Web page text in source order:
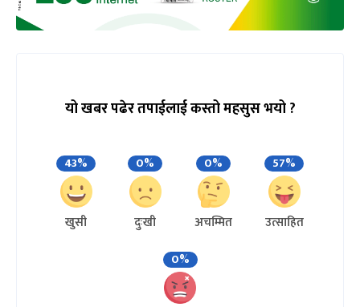
यो खबर पढेर तपाईलाई कस्तो महसुस भयो ?
43%
खुसी
0%
दुःखी
0%
अचम्मित
57%
उत्साहित
0%